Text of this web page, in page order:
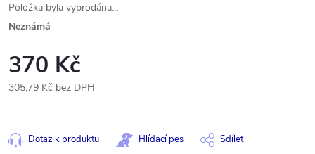
Položka byla vyprodána…
Neznámá
370 Kč
305,79 Kč bez DPH
cena:
Dotaz k produktu Hlídací pes Sdílet